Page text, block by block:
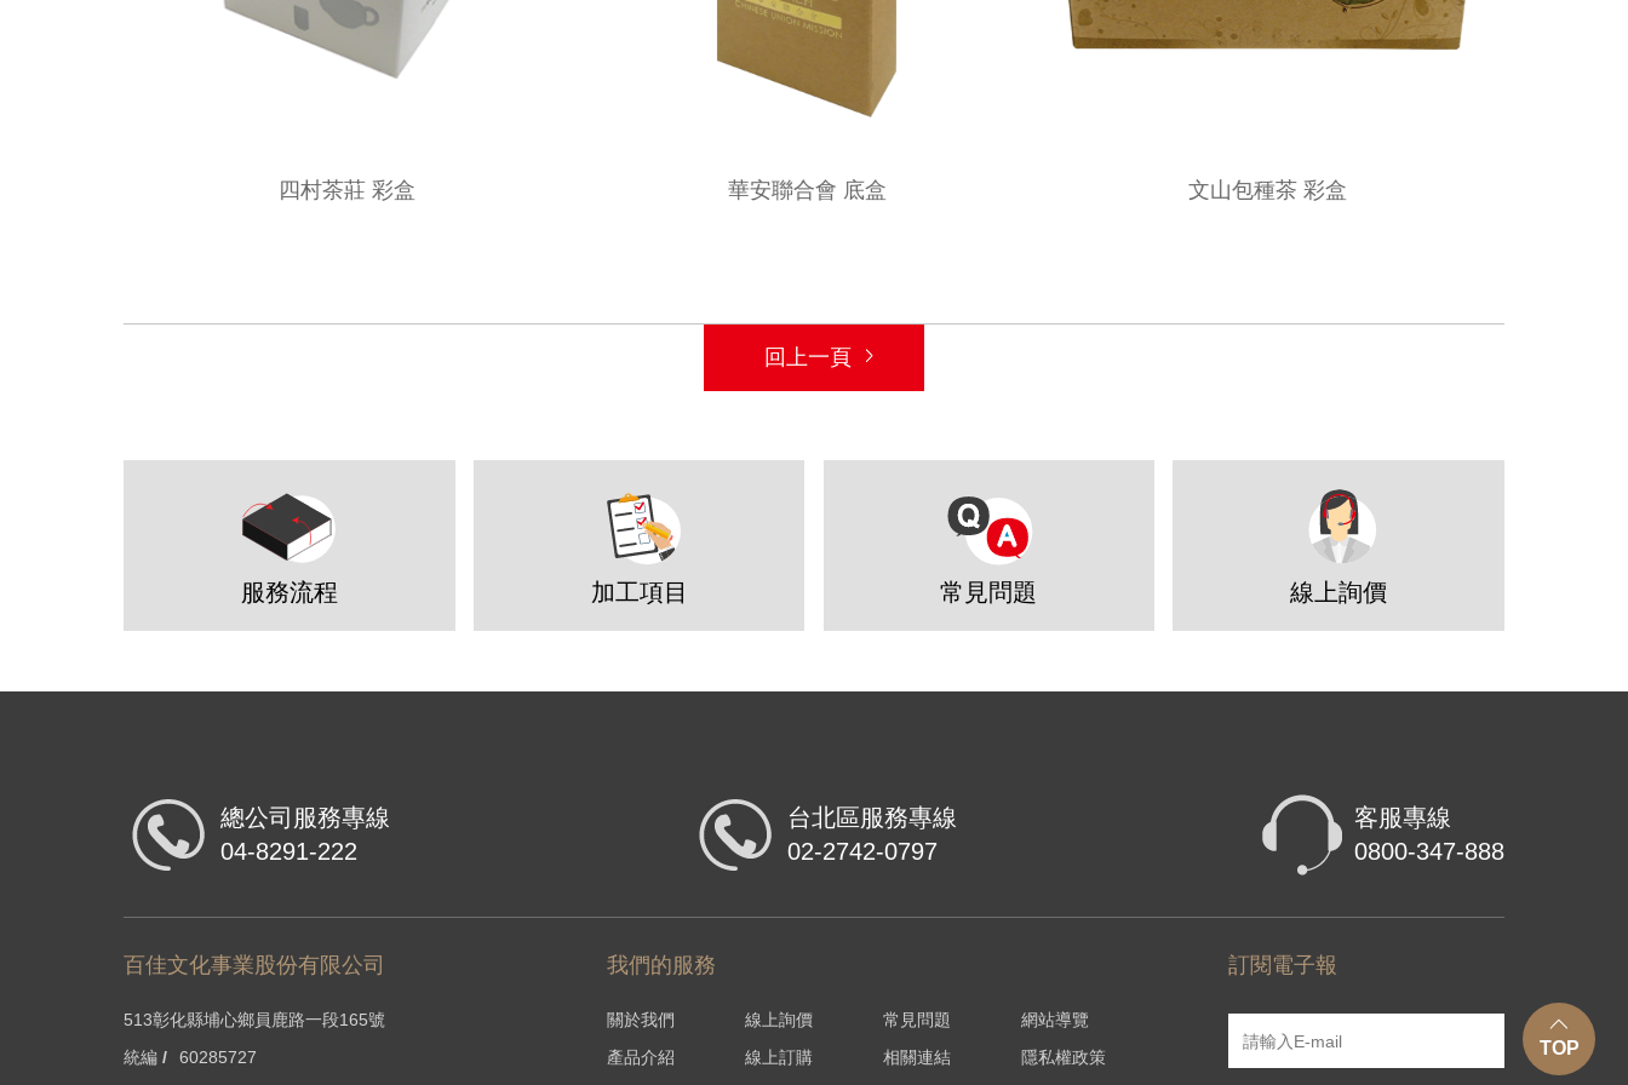
四村茶莊 彩盒 華安聯合會 底盒 文山包種茶 彩盒
回上一頁
服務流程 加工項目 常見問題 線上詢價
TOP
總公司服務專線
04-8291-222
台北區服務專線
02-2742-0797
客服專線
0800-347-888
百佳文化事業股份有限公司
513彰化縣埔心鄉員鹿路一段165號
統編 /
60285727
我們的服務
關於我們
產品介紹
線上詢價
線上訂購
常見問題
相關連結
網站導覽
隱私權政策
訂閱電子報